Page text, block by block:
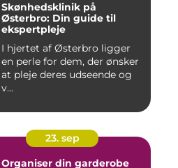
Skønhedsklinik på
Østerbro: Din guide til
ekspertpleje
I hjertet af Østerbro ligger
en perle for dem, der ønsker
at pleje deres udseende og
v...
23. sep
Organiser din garderobe